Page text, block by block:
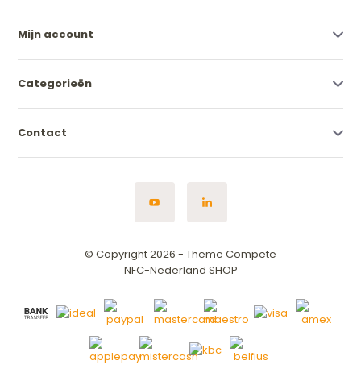
Mijn account
Categorieën
Contact
© Copyright 2026 - Theme Compete
NFC-Nederland SHOP